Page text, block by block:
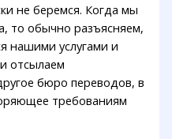
не беремся. Когда мы
то обычно разъясняем,
нашими услугами и
отсылаем
бюро переводов, в
требованиям